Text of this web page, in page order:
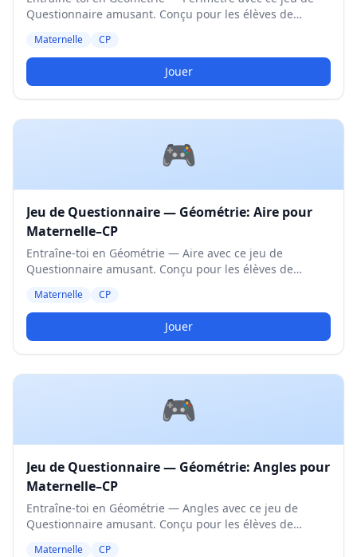
Questionnaire amusant. Conçu pour les élèves de
Maternelle CP
Jouer
🎮
Jeu de Questionnaire — Géométrie: Aire pour
Maternelle–CP
Entraîne-toi en Géométrie — Aire avec ce jeu de
Questionnaire amusant. Conçu pour les élèves de
Maternelle CP
Jouer
🎮
Jeu de Questionnaire — Géométrie: Angles pour
Maternelle–CP
Entraîne-toi en Géométrie — Angles avec ce jeu de
Questionnaire amusant. Conçu pour les élèves de
Maternelle CP